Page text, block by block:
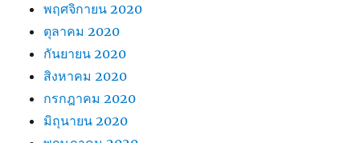
พฤศจิกายน 2020
ตุลาคม 2020
กันยายน 2020
สิงหาคม 2020
กรกฎาคม 2020
มิถุนายน 2020